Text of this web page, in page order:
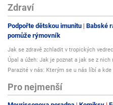
Zdraví
Podpořte dětskou imunitu Babské
pomůže rýmovník
Jak se zdravě zchladit v tropických
Úpal a úžeh: Jak je poznat a jak se z nich
Parazité v nás: Kterým se u nás líbí a
Pro nejmenší